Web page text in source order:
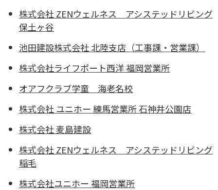
株式会社 ZENウェルネス アシステッドリビング
保土ヶ谷
池田建設株式会社 北陸支店（工事課・営業課）
株式会社ライフポート西洋 福岡営業所
オアフクラブ学童 海老名校
株式会社 ユニホー 練馬営業所 石神井公園店
株式会社 麦島建設
株式会社 ZENウェルネス アシステッドリビング
稲毛
株式会社ユニホー 福岡営業所